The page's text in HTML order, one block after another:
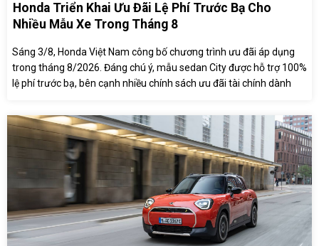
Honda Triển Khai Ưu Đãi Lệ Phí Trước Bạ Cho
Nhiều Mẫu Xe Trong Tháng 8
Sáng 3/8, Honda Việt Nam công bố chương trình ưu đãi áp dụng
trong tháng 8/2026. Đáng chú ý, mẫu sedan City được hỗ trợ 100%
lệ phí trước bạ, bên cạnh nhiều chính sách ưu đãi tài chính dành